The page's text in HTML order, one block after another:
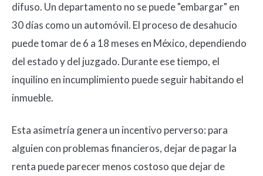
difuso. Un departamento no se puede "embargar" en
30 días como un automóvil. El proceso de desahucio
puede tomar de 6 a 18 meses en México, dependiendo
del estado y del juzgado. Durante ese tiempo, el
inquilino en incumplimiento puede seguir habitando el
inmueble.
Esta asimetría genera un incentivo perverso: para
alguien con problemas financieros, dejar de pagar la
renta puede parecer menos costoso que dejar de